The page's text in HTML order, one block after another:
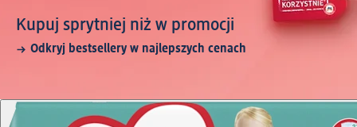
Kupuj sprytniej niż w promocji
Odkryj bestsellery w najlepszych cenach